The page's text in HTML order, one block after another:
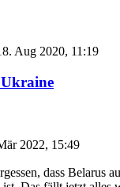
Aug 2020, 11:19
2022, 15:49
dass Belarus